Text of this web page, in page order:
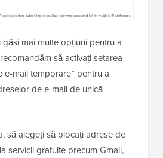
mai multe opțiuni pentru a
să activați setarea
e-mail temporare” pentru a
de e-mail de unică
să alegeți să blocați adrese de
servicii gratuite precum Gmail,